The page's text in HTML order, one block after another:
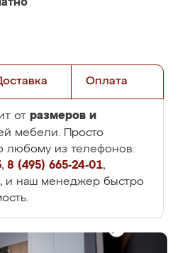
Оплата
от размеров и
мебели. Просто
любому из телефонов:
, 8 (495) 665-24-01,
, и наш менеджер быстро